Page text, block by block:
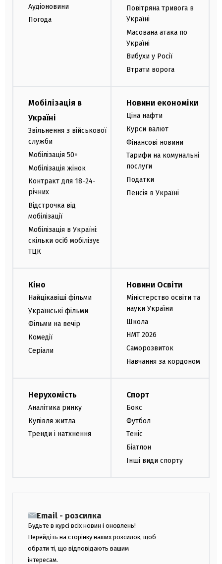
Аудіоновини
Погода
Повітряна тривога в
Україні
Масована атака по
Україні
Вибухи у Росії
Втрати ворога
Мобілізація в
Україні
Звільнення з військової
служби
Мобілізація 50+
Мобілізація жінок
Контракт для 18-24-
річних
Відстрочка від
мобілізації
Мобілізація в Україні:
скільки осіб мобілізує
ТЦК
Новини економіки
Ціна нафти
Курси валют
Фінансові новини
Тарифи на комунальні
послуги
Податки
Пенсія в Україні
Кіно
Найцікавіші фільми
Українські фільми
Фільми на вечір
Комедії
Серіали
Новини Освіти
Міністерство освіти та
науки України
Школа
НМТ 2026
Саморозвиток
Навчання за кордоном
Нерухомість
Аналітика ринку
Купівля житла
Тренди і натхнення
Спорт
Бокс
Футбол
Теніс
Біатлон
Інші види спорту
Email - розсилка
Будьте в курсі всіх новин і оновлень!
Перейдіть на сторінку наших розсилок, щоб
обрати ті, що відповідають вашим
інтересам.